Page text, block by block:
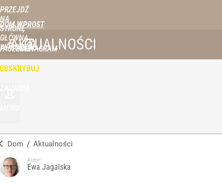
PRZEJDŹ
NA
STRONĘ
GŁÓWNĄ
WPROST.PL
DOM WPROST
FACEBOOKINSTAGRAM
AKTUALNOŚCI
Dom / Aktualności
Autor:
Ewa Jagalska